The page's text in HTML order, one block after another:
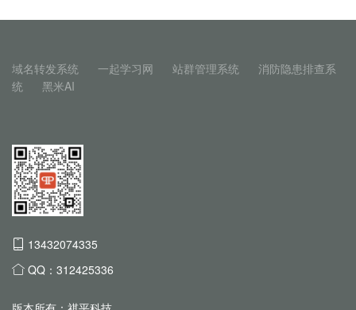
域名转发系统 一起学习网 站群管理系统
消防隐患排查系
统
黑米AI
13432074335
QQ：312425336